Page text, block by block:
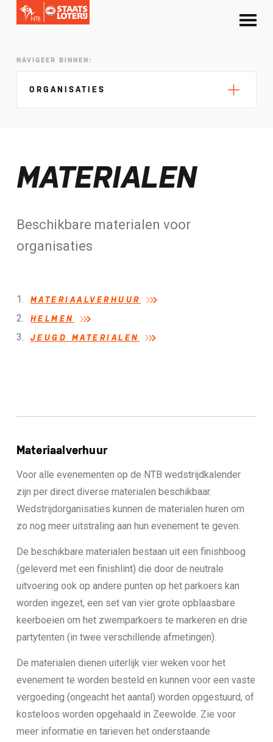
NAVIGEER BINNEN:
ORGANISATIES
Materialen
Privacy (AVG)
Evenementenpakket
MATERIALEN
Beschikbare materialen voor
organisaties
MATERIAALVERHUUR
HELMEN
JEUGD MATERIALEN
Materiaalverhuur
Voor alle evenementen op de NTB wedstrijdkalender
zijn per direct diverse materialen beschikbaar.
Wedstrijdorganisaties kunnen de materialen huren om
zo nog meer uitstraling aan hun evenement te geven.
De beschikbare materialen bestaan uit een finishboog
(geleverd met een finishlint) die door de neutrale
uitvoering ook op andere punten op het parkoers kan
worden ingezet, een set van vier grote opblaasbare
keerboeien om het zwemparkoers te markeren en drie
partytenten (in twee verschillende afmetingen).
De materialen dienen uiterlijk vier weken voor het
evenement te worden besteld en kunnen voor een vaste
vergoeding (ongeacht het aantal) worden opgestuurd, of
kosteloos worden opgehaald in Zeewolde. Zie voor
meer informatie en tarieven het onderstaande